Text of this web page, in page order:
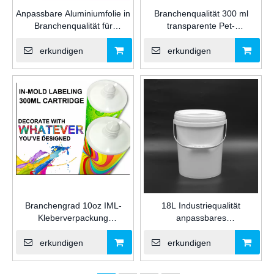
Anpassbare Aluminiumfolie in
Branchenqualität für
Dichtmittelverpackung für
erkundigen
Branchenqualität 300 ml
transparente Pet-
Kleberverpackung
Plastikpatrone für
Silikondichtmittel für den Bau
erkundigen
Branchengrad 10oz IML-
Kleberverpackung
Plastikpatrone für Bau von
Silikon/MS/PU-
erkundigen
18L Industriequalität
anpassbares
Glaskleberverpackung
Plastikpail für
Silikondichtungsmittel für
erkundigen